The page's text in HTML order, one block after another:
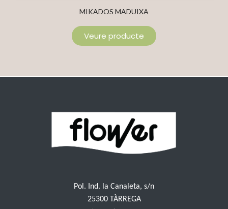
MIKADOS MADUIXA
Veure producte
Pol. Ind. la Canaleta, s/n
25300 TÀRREGA